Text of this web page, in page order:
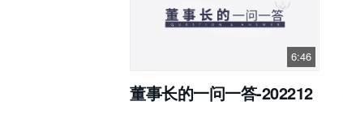
6:46
董事长的一问一答-202212